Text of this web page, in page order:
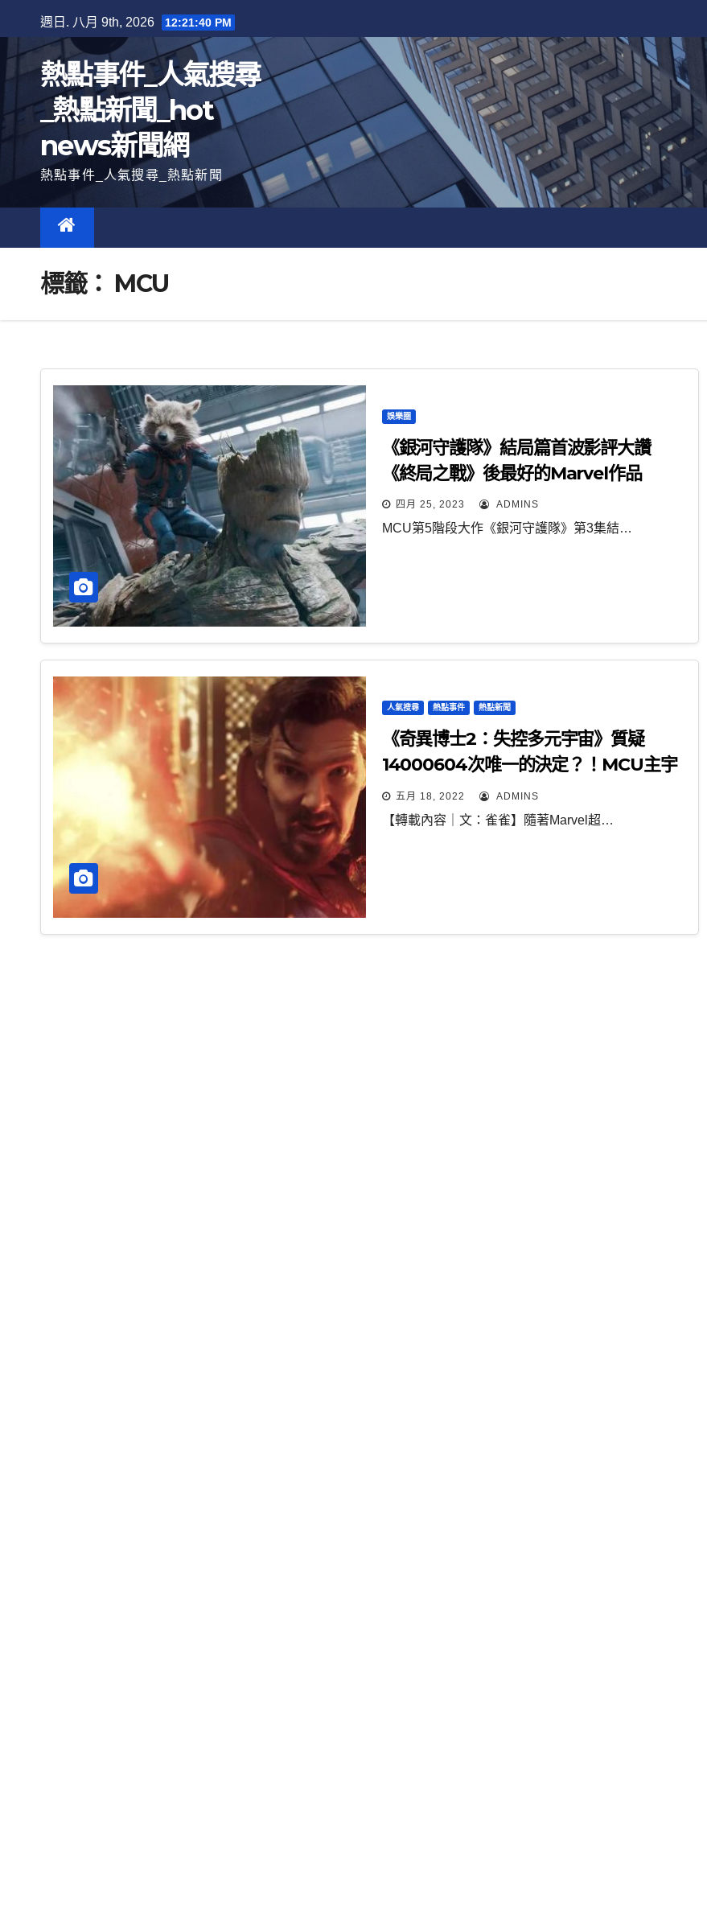
至
內
週日. 八月 9th, 2026 12:21:41 PM
熱點事件_人氣搜尋
_熱點新聞_hot
news新聞網
熱點事件_人氣搜尋_熱點新聞
標籤： MCU
娛樂圈
《銀河守護隊》結局篇首波影評大讚
《終局之戰》後最好的Marvel作品
四月 25, 2023 ADMINS
MCU第5階段大作《銀河守護隊》第3集結…
人氣搜尋 熱點事件 熱點新聞
《奇異博士2：失控多元宇宙》質疑
14000604次唯一的決定？！MCU主宇
宙「多數暴力」的自省｜影評
五月 18, 2022 ADMINS
【轉載內容｜文：雀雀】隨著Marvel超…